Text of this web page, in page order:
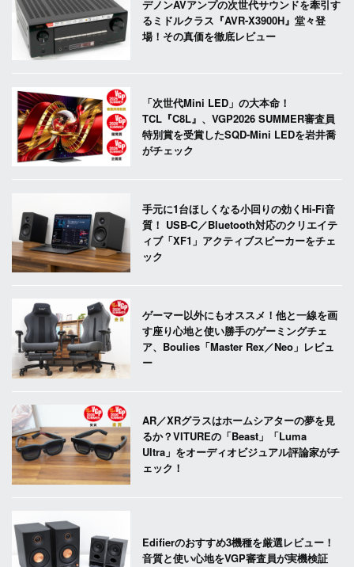
デノンAVアンプの次世代サウンドを牽引す
るミドルクラス『AVR-X3900H』堂々登
場！その真価を徹底レビュー
「次世代Mini LED」の大本命！
TCL『C8L』、VGP2026 SUMMER審査員
特別賞を受賞したSQD-Mini LEDを岩井喬
がチェック
手元に1台ほしくなる小回りの効くHi-Fi音
質！ USB-C／Bluetooth対応のクリエイテ
ィブ「XF1」アクティブスピーカーをチェ
ック
ゲーマー以外にもオススメ！他と一線を画
す座り心地と使い勝手のゲーミングチェ
ア、Boulies「Master Rex／Neo」レビュ
ー
AR／XRグラスはホームシアターの夢を見
るか？VITUREの「Beast」「Luma
Ultra」をオーディオビジュアル評論家がチ
ェック！
Edifierのおすすめ3機種を厳選レビュー！
音質と使い心地をVGP審査員が実機検証